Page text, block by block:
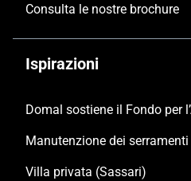
Consulta le nostre brochure
Ispirazioni
Villa privata (Sassari)